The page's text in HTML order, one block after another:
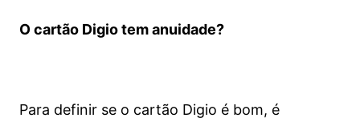
O cartão Digio tem anuidade?
Para definir se o cartão Digio é bom, é